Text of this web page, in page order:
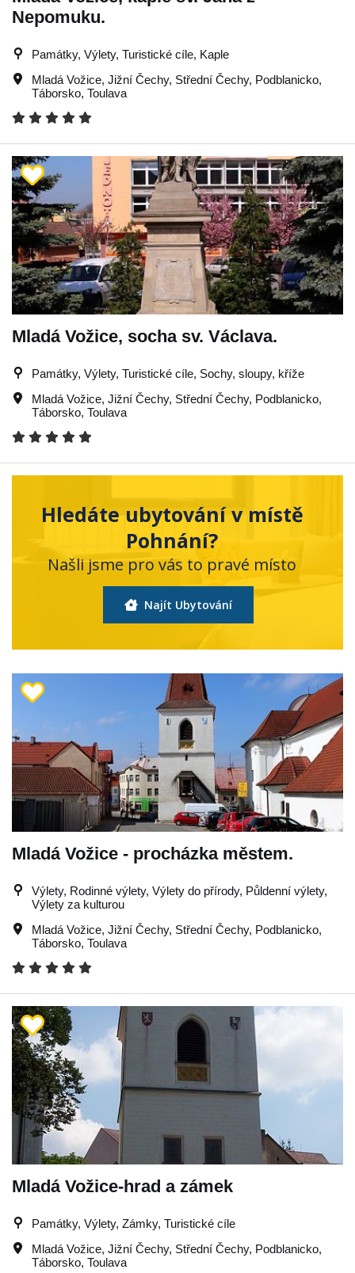
Nepomuku.
Památky, Výlety, Turistické cíle, Kaple
Mladá Vožice, Jižní Čechy, Střední Čechy, Podblanicko,
Táborsko, Toulava
Mladá Vožice, socha sv. Václava.
Památky, Výlety, Turistické cíle, Sochy, sloupy, kříže
Mladá Vožice, Jižní Čechy, Střední Čechy, Podblanicko,
Táborsko, Toulava
Hledáte ubytování v místě
Pohnání?
Našli jsme pro vás to pravé místo
Najít Ubytování
Mladá Vožice - procházka městem.
Výlety, Rodinné výlety, Výlety do přírody, Půldenní výlety,
Výlety za kulturou
Mladá Vožice, Jižní Čechy, Střední Čechy, Podblanicko,
Táborsko, Toulava
Mladá Vožice-hrad a zámek
Památky, Výlety, Zámky, Turistické cíle
Mladá Vožice, Jižní Čechy, Střední Čechy, Podblanicko,
Táborsko, Toulava